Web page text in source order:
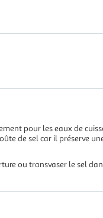
pour les eaux de
de sel car il préserve
ou transvaser le sel